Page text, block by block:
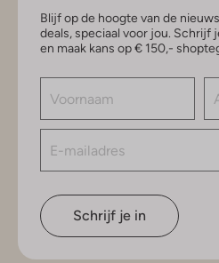
Blijf op de hoogte van de
deals, speciaal voor jou. Schrijf
en maak kans op € 150,-
Schrijf je in